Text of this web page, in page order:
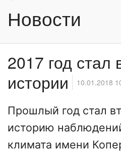
Новости
2017 год
истории
10.01.2018
Прошлый год стал
историю
климата имени